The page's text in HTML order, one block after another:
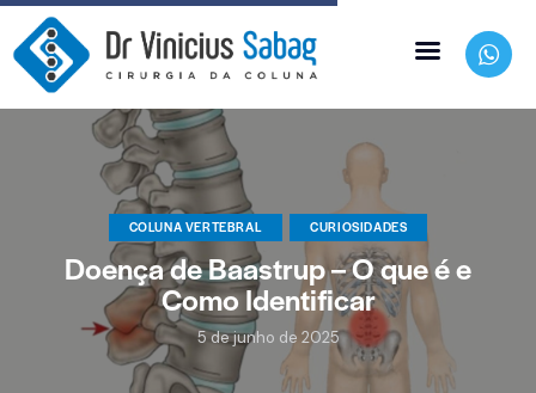
COLUNA VERTEBRAL CURIOSIDADES
Doença de Baastrup – O que é e
Como Identificar
5 de junho de 2025